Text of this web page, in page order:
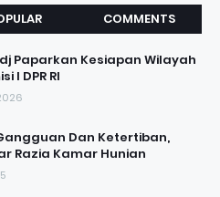
COMMENTS
Paparkan Kesiapan Wilayah
I DPR RI
Dan Ketertiban,
Razia Kamar Hunian